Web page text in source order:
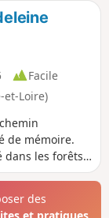
Facile
et-Loire)
de mémoire.
dans les forêts
de violents
maquisards et
des